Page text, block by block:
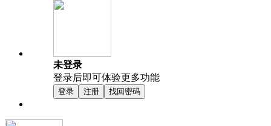
未登录
登录后即可体验更多功能
登录 注册 找回密码